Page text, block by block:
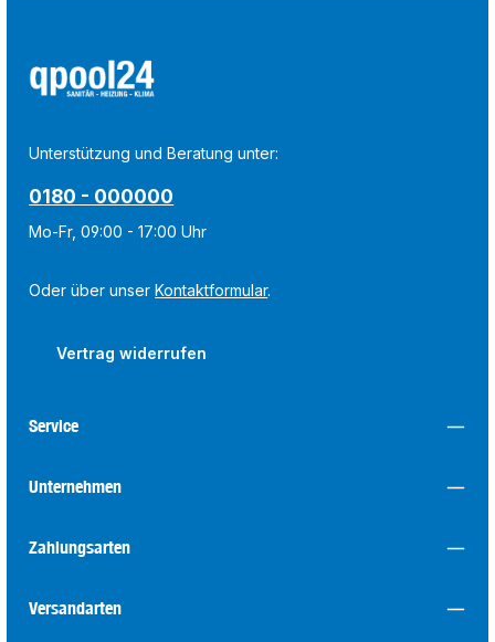
Unterstützung und Beratung unter:
0180 - 000000
Mo-Fr, 09:00 - 17:00 Uhr
Oder über unserKontaktformular.
Vertrag widerrufen
Service
Unternehmen
Zahlungsarten
Versandarten